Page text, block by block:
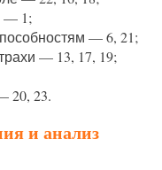
— 1;
— 6, 21;
— 13, 17, 19;
20, 23.
и анализ